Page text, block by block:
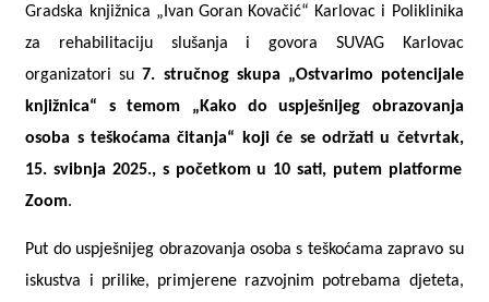
Gradska knjižnica „Ivan Goran Kovačić“ Karlovac i Poliklinika
za rehabilitaciju slušanja i govora SUVAG Karlovac
organizatori su7. stručnog skupa „Ostvarimo potencijale
knjižnica“
s temom „Kako do uspješnijeg obrazovanja
osoba s teškoćama čitanja“
koji će se održati u četvrtak,
15. svibnja2025., s početkom u 10 sati, putem platforme
Zoom.
Put do uspješnijeg obrazovanja osoba s teškoćama zapravo su
iskustva i prilike, primjerene razvojnim potrebama djeteta,